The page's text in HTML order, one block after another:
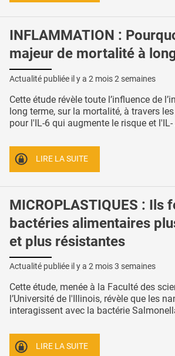
INFLAMMATION :
majeur de mortalité à
Actualité publiée il y a 2 mois 2 semaines
Cette étude révèle toute l’influence de
long terme, sur la mortalité, à travers
pour l'IL-6 qui augmente le risque et l'IL-
LIRE LA SUITE
MICROPLASTIQUES : Ils
bactéries alimentaires
et plus résistantes
Actualité publiée il y a 2 mois 3 semaines
Cette étude, menée à la Faculté des
l’Université de l'Illinois, révèle que les
interagissent avec la bactérie
LIRE LA SUITE